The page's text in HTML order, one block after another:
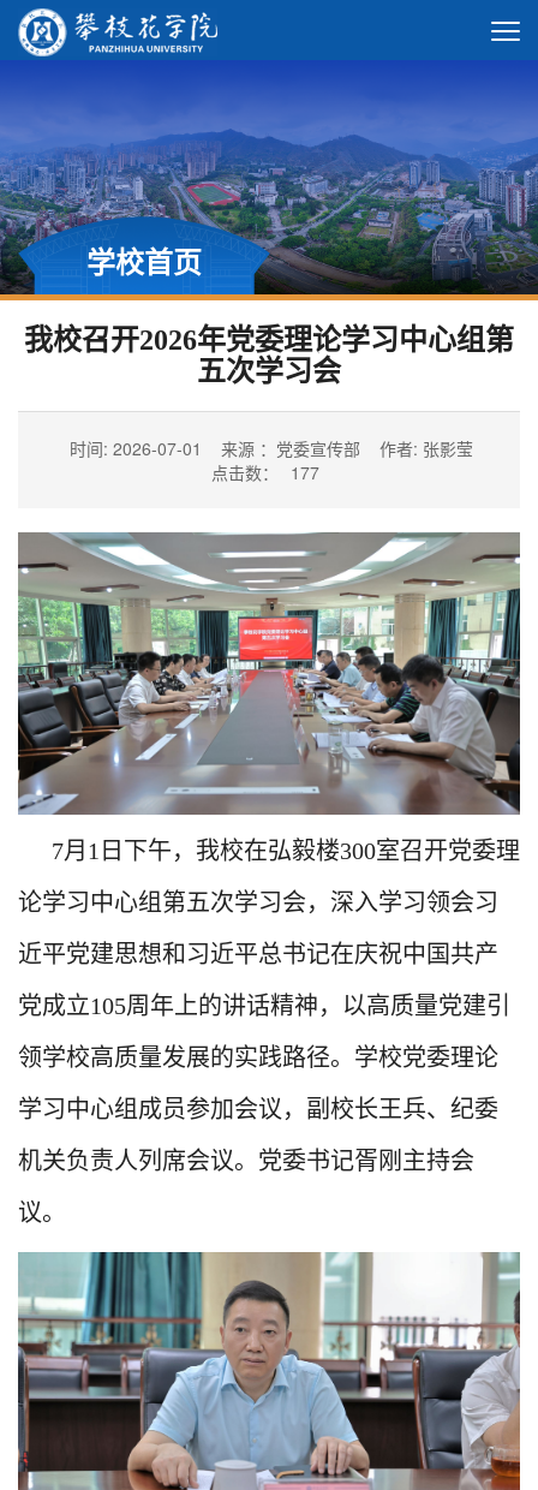
学校首页
我校召开2026年党委理论学习中心组第
五次学习会
时间: 2026-07-01 来源 ：党委宣传部
作者: 张影莹
点击数：
177
7月 1 日下午，我校在弘毅楼300室召开党委理
论学习中心组第五次学习会，深入学习领会习
近平党建思想和习近平总书记在庆祝中国共产
党成立105周年上的讲话精神，以高质量党建引
领学校高质量发展的实践路径。学校党委理论
学习中心组成员参加会议，副校长王兵、纪委
机关负责人列席会议。党委书记胥刚主持会
议。